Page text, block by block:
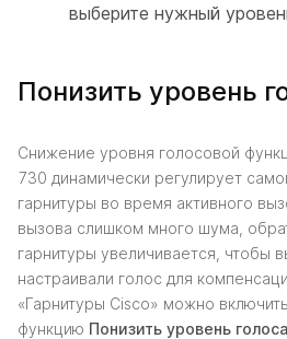
выберите нужный
Понизить уровень
Снижение уровня голосовой
730 динамически регулирует
гарнитуры во время активного
вызова слишком много шума,
гарнитуры увеличивается, чтобы
настраивали голос для
«Гарнитуры Cisco» можно
функцию Понизить уровень голоса